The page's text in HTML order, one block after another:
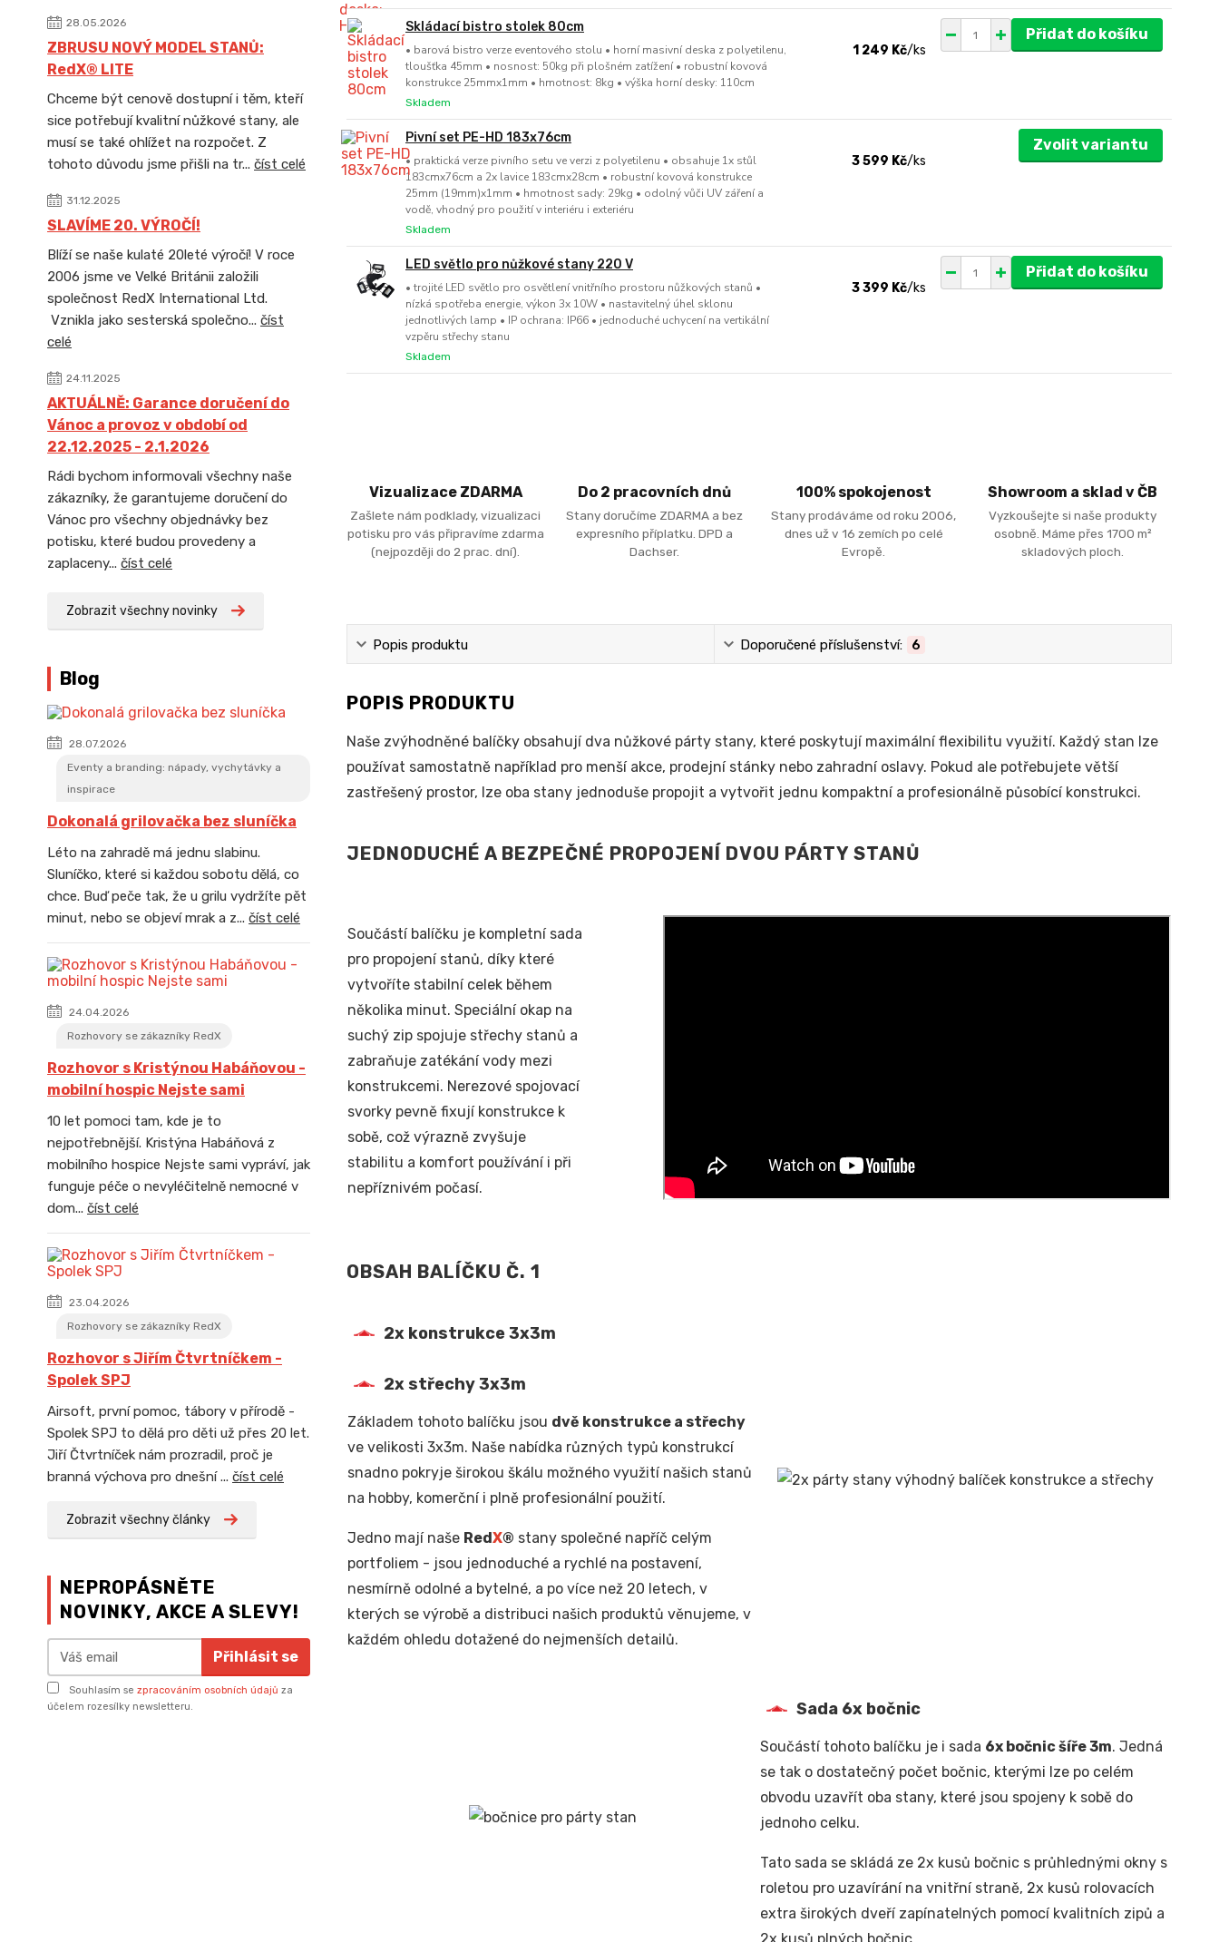
28.05.2026
ZBRUSU NOVÝ MODEL STANŮ:
RedX® LITE
Chceme být cenově dostupní i těm, kteří
sice potřebují kvalitní nůžkové stany, ale
musí se také ohlížet na rozpočet. Z
tohoto důvodu jsme přišli na tr... číst celé
31.12.2025
SLAVÍME 20. VÝROČÍ!
Blíží se naše kulaté 20leté výročí! V roce
2006 jsme ve Velké Británii založili
společnost RedX International Ltd.
Vznikla jako sesterská společno... číst
celé
24.11.2025
AKTUÁLNĚ: Garance doručení do
Vánoc a provoz v období od
22.12.2025 - 2.1.2026
Rádi bychom informovali všechny naše
zákazníky, že garantujeme doručení do
Vánoc pro všechny objednávky bez
potisku, které budou provedeny a
zaplaceny... číst celé
Zobrazit všechny novinky
Blog
28.07.2026
Eventy a branding: nápady, vychytávky a
inspirace
Dokonalá grilovačka bez sluníčka
Léto na zahradě má jednu slabinu.
Sluníčko, které si každou sobotu dělá, co
chce. Buď peče tak, že u grilu vydržíte pět
minut, nebo se objeví mrak a z... číst celé
24.04.2026
Rozhovory se zákazníky RedX
Rozhovor s Kristýnou Habáňovou -
mobilní hospic Nejste sami
10 let pomoci tam, kde je to
nejpotřebnější. Kristýna Habáňová z
mobilního hospice Nejste sami vypráví, jak
funguje péče o nevyléčitelně nemocné v
dom... číst celé
23.04.2026
Rozhovory se zákazníky RedX
Rozhovor s Jiřím Čtvrtníčkem -
Spolek SPJ
Airsoft, první pomoc, tábory v přírodě -
Spolek SPJ to dělá pro děti už přes 20 let.
Jiří Čtvrtníček nám prozradil, proč je
branná výchova pro dnešní ... číst celé
Zobrazit všechny články
NEPROPÁSNĚTE
NOVINKY, AKCE A SLEVY!
Přihlásit se
Souhlasím se zpracováním osobních údajů za
účelem rozesílky newsletteru.
Skládací bistro stolek 80cm
• barová bistro verze eventového stolu • horní masivní deska z polyetilenu,
tloušťka 45mm • nosnost: 50kg při plošném zatížení • robustní kovová
konstrukce 25mmx1mm • hmotnost: 8kg • výška horní desky: 110cm
1 249 Kč/ks
Skladem
Přidat do košíku
Pivní set PE-HD 183x76cm
• praktická verze pivního setu ve verzi z polyetilenu • obsahuje 1x stůl
183cmx76cm a 2x lavice 183cmx28cm • robustní kovová konstrukce
25mm (19mm)x1mm • hmotnost sady: 29kg • odolný vůči UV záření a
vodě, vhodný pro použití v interiéru i exteriéru
3 599 Kč/ks
Skladem
Zvolit variantu
LED světlo pro nůžkové stany 220 V
• trojité LED světlo pro osvětlení vnitřního prostoru nůžkových stanů •
nízká spotřeba energie, výkon 3x 10W • nastavitelný úhel sklonu
jednotlivých lamp • IP ochrana: IP66 • jednoduché uchycení na vertikální
vzpěru střechy stanu
3 399 Kč/ks
Skladem
Přidat do košíku
Vizualizace ZDARMA
Zašlete nám podklady, vizualizaci
potisku pro vás připravíme zdarma
(nejpozději do 2 prac. dní).
Do 2 pracovních dnů
Stany doručíme ZDARMA a bez
expresního příplatku. DPD a
Dachser.
100% spokojenost
Stany prodáváme od roku 2006,
dnes už v 16 zemích po celé
Evropě.
Showroom a sklad v ČB
Vyzkoušejte si naše produkty
osobně. Máme přes 1700 m²
skladových ploch.
Popis produktu Doporučené příslušenství: 6
POPIS PRODUKTU
Naše zvýhodněné balíčky obsahují dva nůžkové párty stany, které poskytují maximální flexibilitu využití. Každý stan lze
používat samostatně například pro menší akce, prodejní stánky nebo zahradní oslavy. Pokud ale potřebujete větší
zastřešený prostor, lze oba stany jednoduše propojit a vytvořit jednu kompaktní a profesionálně působící konstrukci.
JEDNODUCHÉ A BEZPEČNÉ PROPOJENÍ DVOU PÁRTY STANŮ
Součástí balíčku je kompletní sada
pro propojení stanů, díky které
vytvoříte stabilní celek během
několika minut. Speciální okap na
suchý zip spojuje střechy stanů a
zabraňuje zatékání vody mezi
konstrukcemi. Nerezové spojovací
svorky pevně fixují konstrukce k
sobě, což výrazně zvyšuje
stabilitu a komfort používání i při
nepříznivém počasí.
OBSAH BALÍČKU Č. 1
2x konstrukce 3x3m
2x střechy 3x3m
Základem tohoto balíčku jsou dvě konstrukce a střechy
ve velikosti 3x3m. Naše nabídka různých typů konstrukcí
snadno pokryje širokou škálu možného využití našich stanů
na hobby, komerční i plně profesionální použití.
Jedno mají naše RedX® stany společné napříč celým
portfoliem - jsou jednoduché a rychlé na postavení,
nesmírně odolné a bytelné, a po více než 20 letech, v
kterých se výrobě a distribuci našich produktů věnujeme, v
každém ohledu dotažené do nejmenších detailů.
Sada 6x bočnic
Součástí tohoto balíčku je i sada 6x bočnic šíře 3m. Jedná
se tak o dostatečný počet bočnic, kterými lze po celém
obvodu uzavřít oba stany, které jsou spojeny k sobě do
jednoho celku.
Tato sada se skládá ze 2x kusů bočnic s průhlednými okny s
roletou pro uzavírání na vnitřní straně, 2x kusů rolovacích
extra širokých dveří zapínatelných pomocí kvalitních zipů a